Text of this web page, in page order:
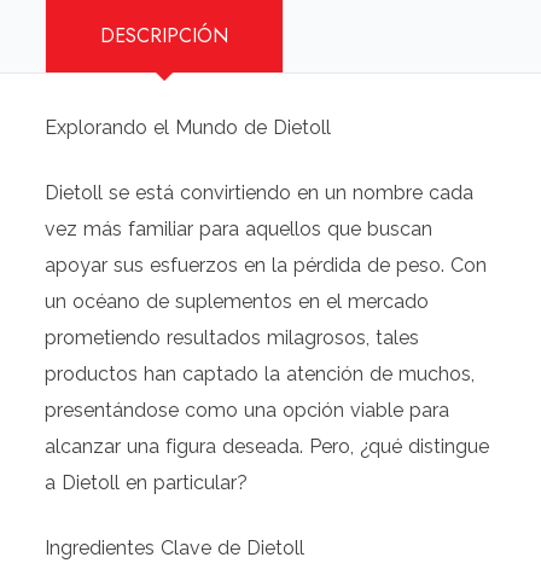
DESCRIPCIÓN
Explorando el Mundo de Dietoll
Dietoll se está convirtiendo en un nombre cada
vez más familiar para aquellos que buscan
apoyar sus esfuerzos en la pérdida de peso. Con
un océano de suplementos en el mercado
prometiendo resultados milagrosos, tales
productos han captado la atención de muchos,
presentándose como una opción viable para
alcanzar una figura deseada. Pero, ¿qué distingue
a Dietoll en particular?
Ingredientes Clave de Dietoll